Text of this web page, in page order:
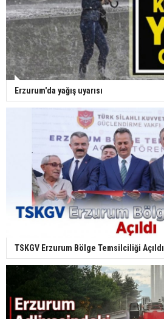
Erzurum'da yağış uyarısı
TSKGV Erzurum Bölge Temsilciliği Açıldı